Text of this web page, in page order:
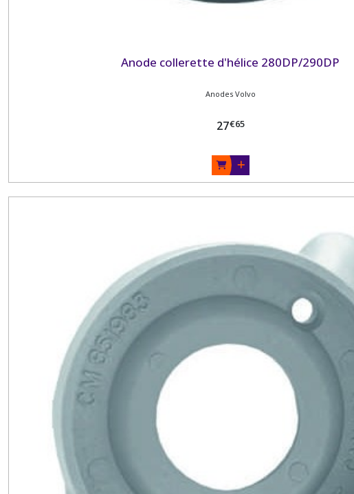
Anode collerette d'hélice 280DP/290DP
Anodes Volvo
27€65